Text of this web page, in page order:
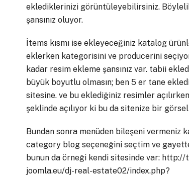
eklediklerinizi görüntüleyebilirsiniz.
şansınız oluyor.
İtems kısmı ise ekleyeceğiniz katalog
eklerken kategorisini ve producerini
kadar resim ekleme şansınız var. tabii
büyük boyutlu olmasın; ben 5 er tane
sitesine. ve bu eklediğiniz resimler
şeklinde açılıyor ki bu da sitenize bir
Bundan sonra menüden bileşeni vermeniz
category blog seçeneğini seçtim ve
bunun da örneği kendi sitesinde var:
joomla.eu/dj-real-estate02/index.php?